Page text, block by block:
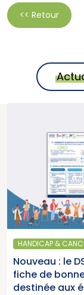
<< Retour
HANDICAP &
Nouveau : le
fiche de
destinée aux